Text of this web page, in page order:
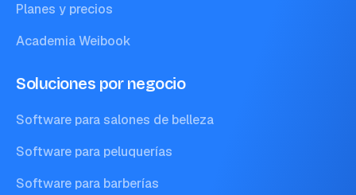
Planes y precios
Academia Weibook
Soluciones por negocio
Software para salones de belleza
Software para peluquerías
Software para barberías